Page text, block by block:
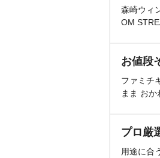
森崎ウィ
OM
お値段
ファミチ
まま お
プロ厳
用途に合